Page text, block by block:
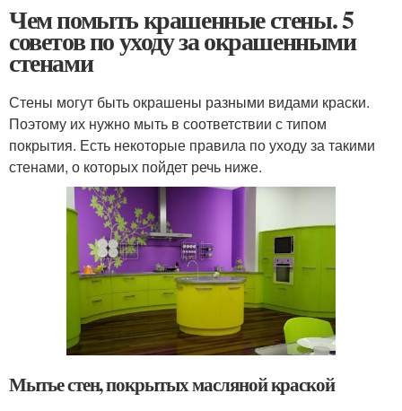
Чем помыть крашенные стены. 5
советов по уходу за окрашенными
стенами
Стены могут быть окрашены разными видами краски.
Поэтому их нужно мыть в соответствии с типом
покрытия. Есть некоторые правила по уходу за такими
стенами, о которых пойдет речь ниже.
Мытье стен, покрытых масляной краской